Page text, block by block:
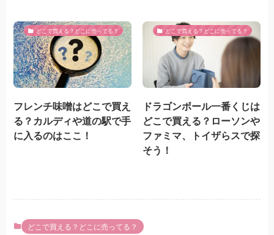
どこで買える？どこに売ってる？
フレンチ味噌はどこで買え
る？カルディや道の駅で手
に入るのはここ！
どこで買える？どこに売ってる？
ドラゴンボール一番くじは
どこで買える？ローソンや
ファミマ、トイザらスで探
そう！
どこで買える？どこに売ってる？